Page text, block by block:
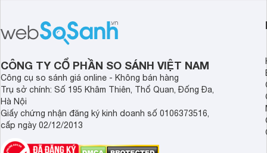
ngày dài cần đọc
CÔNG TY CỔ PHẦN SO SÁNH VIỆT NAM
Công cụ so sánh giá online - Không bán hàng
Trụ sở chính: Số 195 Khâm Thiên, Thổ Quan, Đống Đa,
Hà Nội
Giấy chứng nhận đăng ký kinh doanh số 0106373516,
cấp ngày 02/12/2013